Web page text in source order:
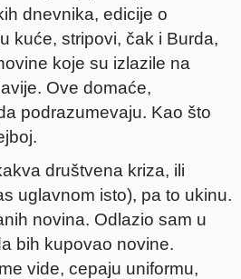
dnevnika, edicije o
kuće, stripovi, čak i Burda,
koje su izlazile na
Ove domaće,
podrazumevaju. Kao što
društvena kriza, ili
uglavnom isto), pa to ukinu.
novina. Odlazio sam u
bih kupovao novine.
vide, cepaju uniformu,